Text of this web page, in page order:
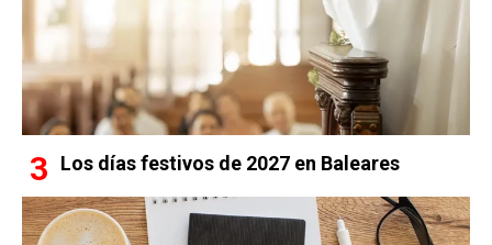
Los días festivos de 2027 en Baleares